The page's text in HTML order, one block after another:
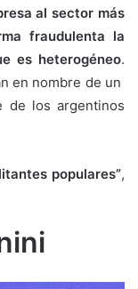
al sector más
fraudulenta la
es heterogéneo.
en nombre de un
de los argentinos
populares”,